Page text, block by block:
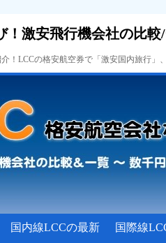
！激安飛行機会社の比較
！LCCの格安航空券で「激安国内旅行
国内線LCCの最新 国際線